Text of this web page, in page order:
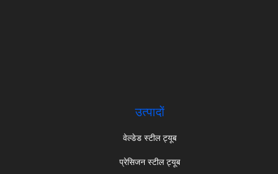
उत्पादों
वेल्डेड स्टील ट्यूब
प्रेसिजन स्टील ट्यूब